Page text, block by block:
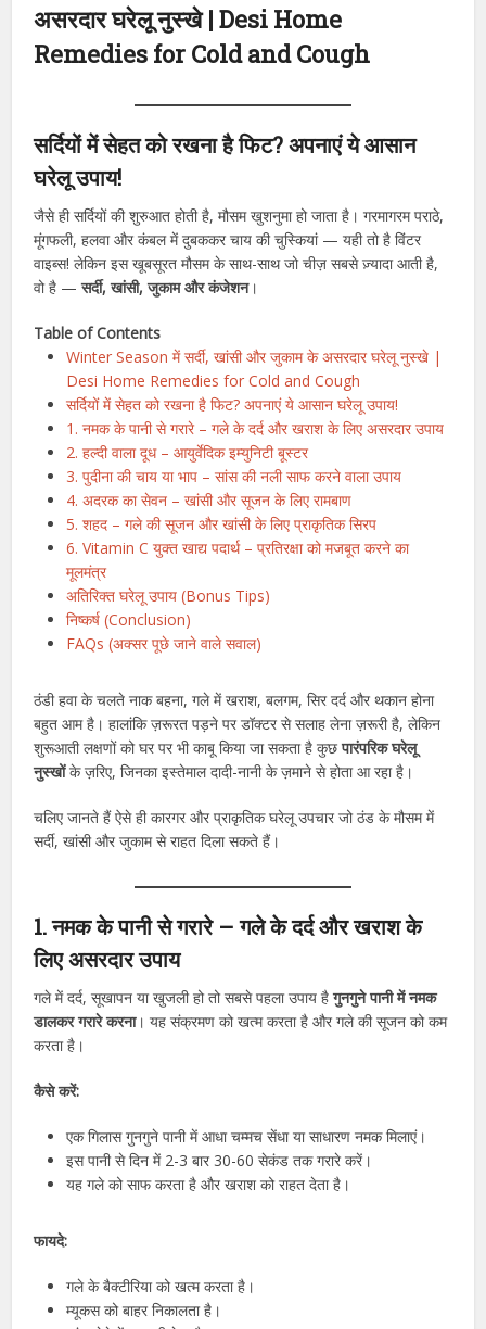
असरदार घरेलू नुस्खे | Desi Home
Remedies for Cold and Cough
सर्दियों में सेहत को रखना है फिट? अपनाएं ये आसान
घरेलू उपाय!
जैसे ही सर्दियों की शुरुआत होती है, मौसम खुशनुमा हो जाता है। गरमागरम पराठे,
मूंगफली, हलवा और कंबल में दुबककर चाय की चुस्कियां — यही तो है विंटर
वाइब्स! लेकिन इस खूबसूरत मौसम के साथ-साथ जो चीज़ सबसे ज़्यादा आती है,
वो है —सर्दी, खांसी, जुकाम और कंजेशन।
Table of Contents
Winter Season में सर्दी, खांसी और जुकाम के असरदार घरेलू नुस्खे |
Desi Home Remedies for Cold and Cough
सर्दियों में सेहत को रखना है फिट? अपनाएं ये आसान घरेलू उपाय!
1. नमक के पानी से गरारे – गले के दर्द और खराश के लिए असरदार उपाय
2. हल्दी वाला दूध – आयुर्वेदिक इम्युनिटी बूस्टर
3. पुदीना की चाय या भाप – सांस की नली साफ करने वाला उपाय
4. अदरक का सेवन – खांसी और सूजन के लिए रामबाण
5. शहद – गले की सूजन और खांसी के लिए प्राकृतिक सिरप
6. Vitamin C युक्त खाद्य पदार्थ – प्रतिरक्षा को मजबूत करने का
मूलमंत्र
अतिरिक्त घरेलू उपाय (Bonus Tips)
निष्कर्ष (Conclusion)
FAQs (अक्सर पूछे जाने वाले सवाल)
ठंडी हवा के चलते नाक बहना, गले में खराश, बलगम, सिर दर्द और थकान होना
बहुत आम है। हालांकि ज़रूरत पड़ने पर डॉक्टर से सलाह लेना ज़रूरी है, लेकिन
शुरूआती लक्षणों को घर पर भी काबू किया जा सकता है कुछपारंपरिक घरेलू
नुस्खोंके ज़रिए, जिनका इस्तेमाल दादी-नानी के ज़माने से होता आ रहा है।
चलिए जानते हैं ऐसे ही कारगर और प्राकृतिक घरेलू उपचार जो ठंड के मौसम में
सर्दी, खांसी और जुकाम से राहत दिला सकते हैं।
1. नमक के पानी से गरारे – गले के दर्द और खराश के
लिए असरदार उपाय
गले में दर्द, सूखापन या खुजली हो तो सबसे पहला उपाय हैगुनगुने पानी में नमक
डालकर गरारे करना। यह संक्रमण को खत्म करता है और गले की सूजन को कम
करता है।
कैसे करें:
एक गिलास गुनगुने पानी में आधा चम्मच सेंधा या साधारण नमक मिलाएं।
इस पानी से दिन में 2-3 बार 30-60 सेकंड तक गरारे करें।
यह गले को साफ करता है और खराश को राहत देता है।
फायदे:
गले के बैक्टीरिया को खत्म करता है।
म्यूकस को बाहर निकालता है।